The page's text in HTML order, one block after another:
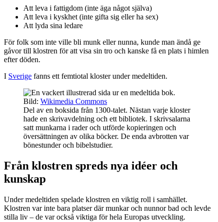
Att leva i fattigdom (inte äga något själva)
Att leva i kyskhet (inte gifta sig eller ha sex)
Att lyda sina ledare
För folk som inte ville bli munk eller nunna, kunde man ändå ge
gåvor till klostren för att visa sin tro och kanske få en plats i himlen
efter döden.
I Sverige fanns ett femtiotal kloster under medeltiden.
Bild: Wikimedia Commons
Del av en boksida från 1300-talet. Nästan varje kloster
hade en skrivavdelning och ett bibliotek. I skrivsalarna
satt munkarna i rader och utförde kopieringen och
översättningen av olika böcker. De enda avbrotten var
bönestunder och bibelstudier.
Från klostren spreds nya idéer och
kunskap
Under medeltiden spelade klostren en viktig roll i samhället.
Klostren var inte bara platser där munkar och nunnor bad och levde
stilla liv – de var också viktiga för hela Europas utveckling.